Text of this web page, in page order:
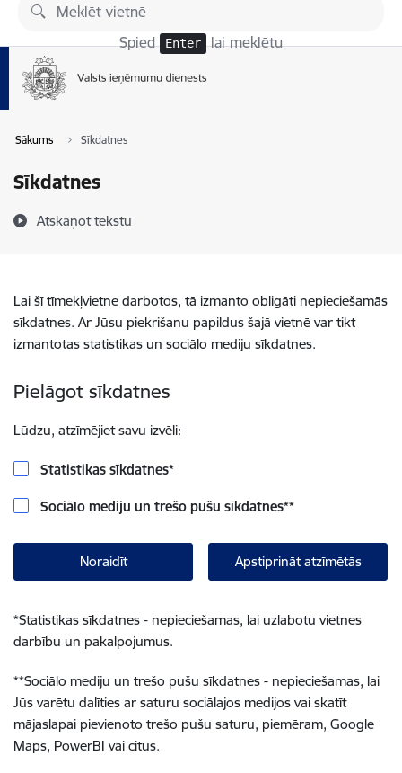
Pāriet uz lapas saturu
Spied Enter lai meklētu
Sākums Sīkdatnes
Sīkdatnes
Atskaņot tekstu
Lai šī tīmekļvietne darbotos, tā izmanto obligāti nepieciešamās
sīkdatnes. Ar Jūsu piekrišanu papildus šajā vietnē var tikt
izmantotas statistikas un sociālo mediju sīkdatnes.
Pielāgot sīkdatnes
Lūdzu, atzīmējiet savu izvēli:
Statistikas sīkdatnes*
Sociālo mediju un trešo pušu sīkdatnes**
Noraidīt Apstiprināt atzīmētās
*Statistikas sīkdatnes - nepieciešamas, lai uzlabotu vietnes
darbību un pakalpojumus.
**Sociālo mediju un trešo pušu sīkdatnes - nepieciešamas, lai
Jūs varētu dalīties ar saturu sociālajos medijos vai skatīt
mājaslapai pievienoto trešo pušu saturu, piemēram, Google
Maps, PowerBI vai citus.